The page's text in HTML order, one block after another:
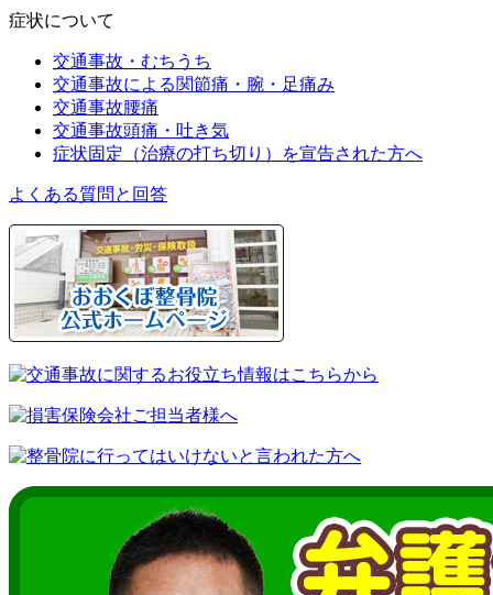
症状について
交通事故・むちうち
交通事故による関節痛・腕・足痛み
交通事故腰痛
交通事故頭痛・吐き気
症状固定（治療の打ち切り）を宣告された方へ
よくある質問と回答